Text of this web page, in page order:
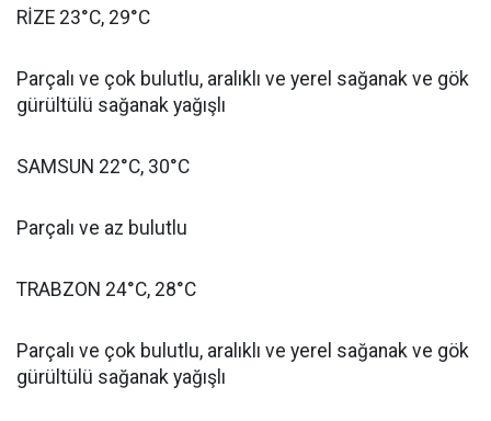
RİZE 23°C, 29°C
Parçalı ve çok bulutlu, aralıklı ve yerel sağanak ve gök
gürültülü sağanak yağışlı
SAMSUN 22°C, 30°C
Parçalı ve az bulutlu
TRABZON 24°C, 28°C
Parçalı ve çok bulutlu, aralıklı ve yerel sağanak ve gök
gürültülü sağanak yağışlı